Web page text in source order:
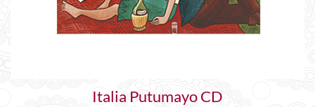
Italia Putumayo CD